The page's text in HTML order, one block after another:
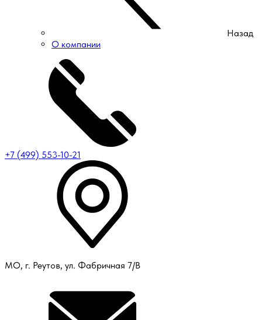
Назад
О компании
+7 (499) 553-10-21
МО, г. Реутов, ул. Фабричная 7/В